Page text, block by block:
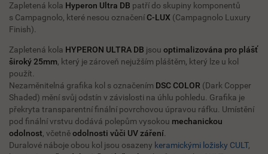
Zapletená kola Hyperon Ultra DB patří do skupiny komponentů
s Campagnolo, které nesou označení C-LUX (Campagnolo Luxury
Finish).
Zapletená kola HYPERON ULTRA DB jsou optimalizována pro plášť
široký 25mm, který je zároveň nejužším pláštěm, který lze u kol
použít.
Nezaměnitelná grafika kol s označením DSC COLOR (Dark Copper
Shaded) mění svůj odstín v závislosti na úhlu pohledu. Grafika je
překryta transparentní finální povrchovou úpravou ráfku. Umístění
pod finální vrstvu dodává polepům vysokou mechanickou
odolnost, včetněodolnosti vůči UV záření
Duralové náboje obou kol jsou osazeny keramickými ložisky CULT,